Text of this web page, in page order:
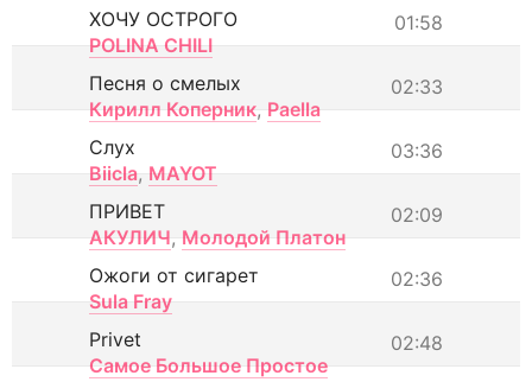
01:58
ХОЧУ ОСТРОГО
POLINA CHILI
02:33
Песня о смелых
Кирилл Коперник, Paella
03:36
Слух
Biicla, MAYOT
02:09
ПРИВЕТ
АКУЛИЧ, Молодой Платон
02:36
Ожоги от сигарет
Sula Fray
02:48
Privet
Самое Большое Простое